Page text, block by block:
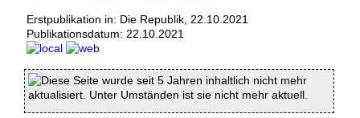
Erstpublikation in: Die Republik, 22.10.2021
Publikationsdatum: 22.10.2021
Diese Seite wurde seit 5 Jahren inhaltlich nicht mehr
aktualisiert. Unter Umständen ist sie nicht mehr aktuell.